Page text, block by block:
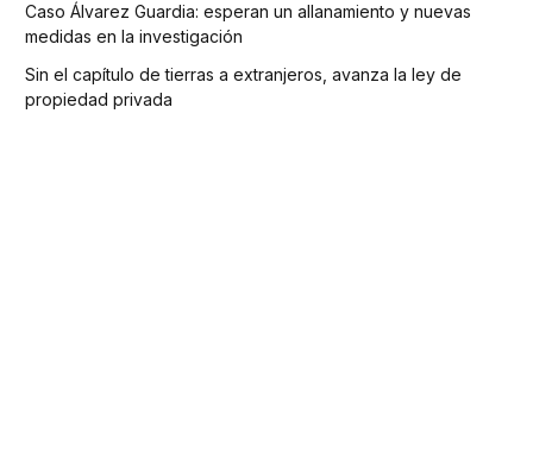
Caso Álvarez Guardia: esperan un allanamiento y nuevas
medidas en la investigación
Sin el capítulo de tierras a extranjeros, avanza la ley de
propiedad privada